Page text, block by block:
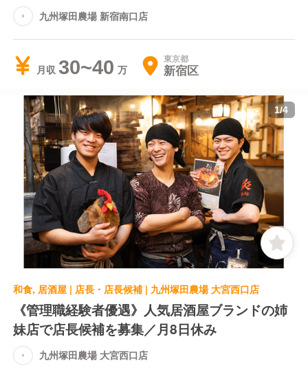
九州塚田農場 新宿南口店
月収 30~40 東京都
新宿区
1/4
和食, 居酒屋 | 店長・店長候補 | 九州塚田農場 大宮西口店
《管理職経験者優遇》人気居酒屋ブランドの姉
妹店で店長候補を募集／月8日休み
九州塚田農場 大宮西口店